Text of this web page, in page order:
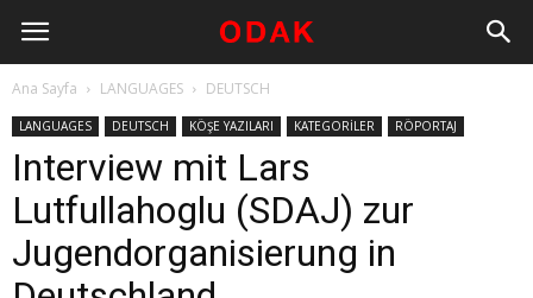
Ana Sayfa LANGUAGES DEUTSCH
LANGUAGES DEUTSCH KÖŞE YAZILARI KATEGORİLER RÖPORTAJ
Interview mit Lars
Lutfullahoglu (SDAJ) zur
Jugendorganisierung in